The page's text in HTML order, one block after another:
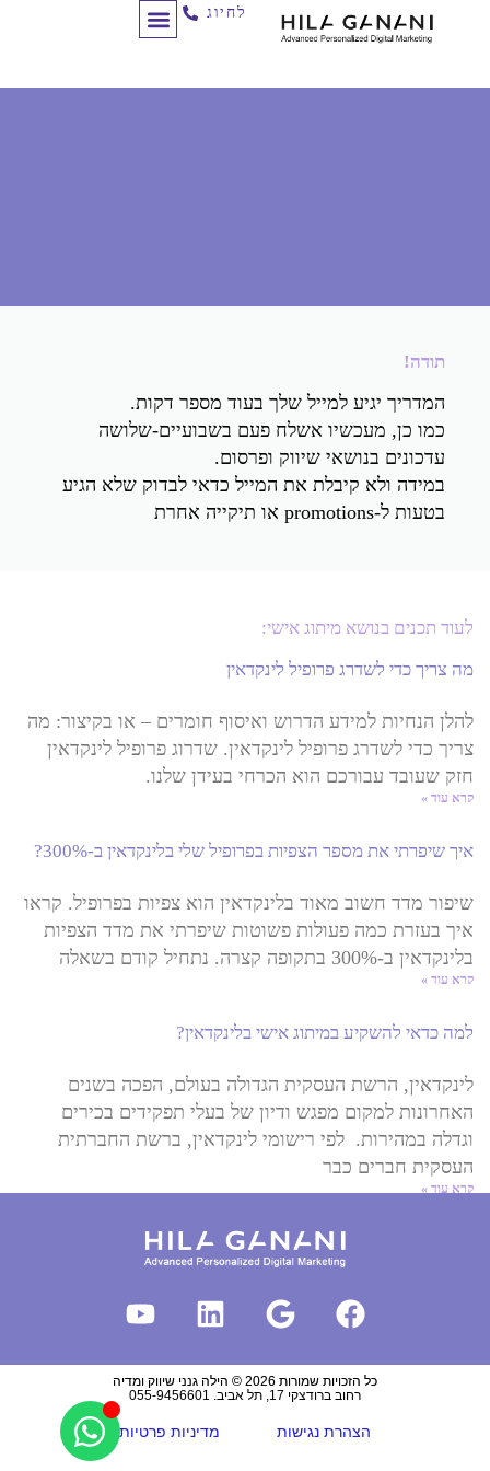
לחיוג
תודה!
המדריך יגיע למייל שלך בעוד מספר דקות.
כמו כן, מעכשיו אשלח פעם בשבועיים-שלושה
עדכונים בנושאי שיווק ופרסום.
במידה ולא קיבלת את המייל כדאי לבדוק שלא הגיע
בטעות ל-promotions או תיקייה אחרת
לעוד תכנים בנושא מיתוג אישי:
מה צריך כדי לשדרג פרופיל לינקדאין
להלן הנחיות למידע הדרוש ואיסוף חומרים – או בקיצור: מה
צריך כדי לשדרג פרופיל לינקדאין. שדרוג פרופיל לינקדאין
חזק שעובד עבורכם הוא הכרחי בעידן שלנו.
קרא עוד »
איך שיפרתי את מספר הצפיות בפרופיל שלי בלינקדאין ב-300%?
שיפור מדד חשוב מאוד בלינקדאין הוא צפיות בפרופיל. קראו
איך בעזרת כמה פעולות פשוטות שיפרתי את מדד הצפיות
בלינקדאין ב-300% בתקופה קצרה. נתחיל קודם בשאלה
קרא עוד »
למה כדאי להשקיע במיתוג אישי בלינקדאין?
לינקדאין, הרשת העסקית הגדולה בעולם, הפכה בשנים
האחרונות למקום מפגש ודיון של בעלי תפקידים בכירים
וגדלה במהירות. לפי רישומי לינקדאין, ברשת החברתית
העסקית חברים כבר
קרא עוד »
כל הזכויות שמורות 2026 © הילה גנני שיווק ומדיה
רחוב ברודצקי 17, תל אביב. 055-9456601
הצהרת נגישות מדיניות פרטיות